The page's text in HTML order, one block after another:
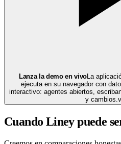
Lanza la demo en vivo La
ejecuta en su navegador con
interactivo: agentes abiertos,
y cambios. v
Cuando Liney puede